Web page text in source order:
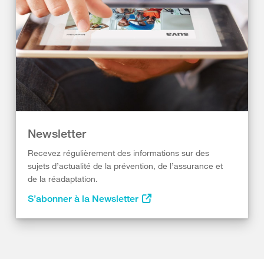
Newsletter
Recevez régulièrement des informations sur des
sujets d’actualité de la prévention, de l’assurance et
de la réadaptation.
S’abonner à la Newsletter